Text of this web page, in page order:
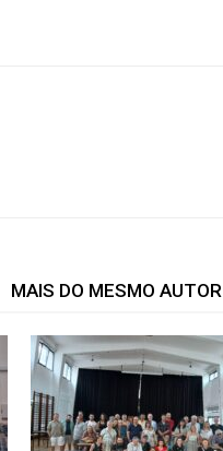
MAIS DO MESMO AUTOR